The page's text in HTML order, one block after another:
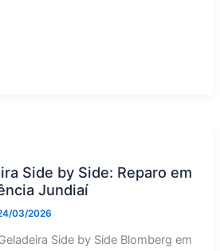
Side by Side: Reparo em
Jundiaí
03/2026
Side by Side Blomberg em